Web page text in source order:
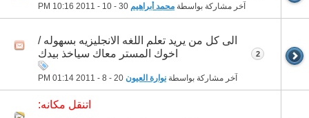
آخر مشاركة بواسطة محمد أبراهيم 10:16 PM
الى كل من يريد تعلم اللغه الانجليزيه بسهوله /
اخوك المستر معاك سياخذ بيدك
آخر مشاركة بواسطة نوارة العيون 01:14 PM
2
اتنقل مكانه: